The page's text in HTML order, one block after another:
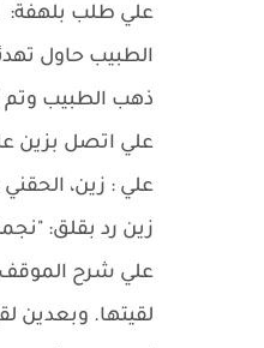
علي طلب بلهفة:
الطبيب حاول
ذهب الطبيب وتم
علي اتصل بزين
علي : زين،
زين رد بقلق:
علي شرح
لقيتها. وبعدين